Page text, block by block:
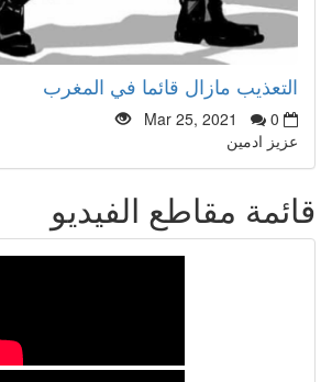
التعذيب مازال قائما في المغرب
Mar 25, 2021
0
عزيز ادمين
قائمة مقاطع الفيديو